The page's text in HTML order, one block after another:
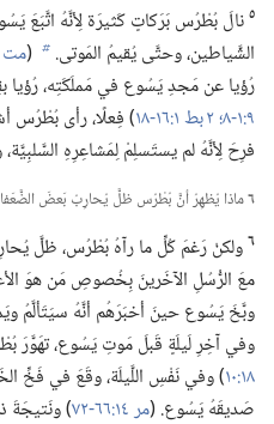
٥نالَ بُطْرُس بَرَكاتٍ كَثيرَة لِأنَّهُ اتَّبَعَ
الشَّياطين،‏ وحتَّى يُقيمُ المَوتى.‏ b
(‏مت ٨:‏١٤-‏١٧؛‏
رُؤيا عن مَجدِ يَسُوع في مَملَكَتِه،‏
٩:‏١-‏٨؛‏
‏)‏ فِعلًا،‏ رأى بُطْرُس
فرِحَ لِأنَّهُ لم يستَسلِمْ لِمَشاعِرِهِ
٦ماذا يُظهِرُ أنَّ بُطْرُس ظلَّ يُحارِبُ بَعضَ
٦ولكنْ رَغمَ كُلِّ ما رآهُ بُطْرُس،‏ ظلَّ
معَ الرُّسُلِ الآخَرينَ بِخُصوصِ مَن هوَ
وبَّخَ يَسُوع حينَ أخبَرَهُم أنَّهُ سيَتَألَّمُ
وفي آخِرِ لَيلَةٍ قَبلَ مَوتِ يَسُوع،‏ تهَوَّرَ
١٨:‏١٠ ‏)‏ وفي نَفْسِ اللَّيلَة،‏ وقَعَ في فَخِّ
صَديقَهُ يَسُوع.‏ (‏مر ١٤:‏٦٦-‏٧٢ ‏)‏ ونَتيجَةَ